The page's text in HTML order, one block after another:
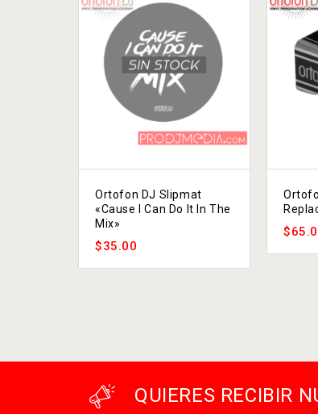
Ortofon DJ Slipmat
«Cause I Can Do It In The
Mix»
$35.00
$
QUIERES RECIBIR